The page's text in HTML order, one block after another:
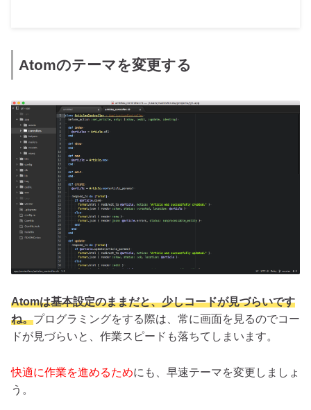
Atomのテーマを変更する
Atomは基本設定のままだと、少しコードが見づらいです
ね。プログラミングをする際は、常に画面を見るのでコー
ドが見づらいと、作業スピードも落ちてしまいます。
快適に作業を進めるためにも、早速テーマを変更しましょ
う。